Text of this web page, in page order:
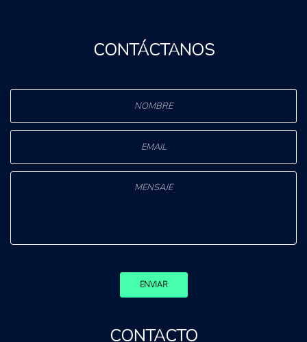
CONTÁCTANOS
ENVIAR
CONTACTO